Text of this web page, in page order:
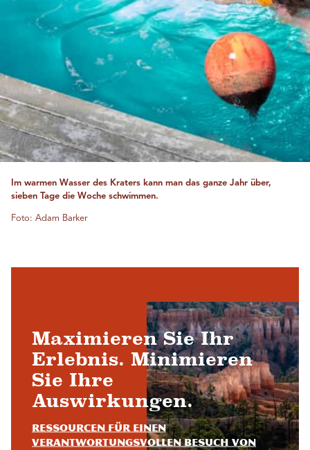
Im warmen Wasser des Kraters kann man das ganze Jahr über,
sieben Tage die Woche schwimmen.
Foto: Adam Barker
Maximieren Sie Ihr
Erlebnis. Minimieren
Sie Ihre
Auswirkungen.
Ressourcen für einen
verantwortungsvollen Besuch von